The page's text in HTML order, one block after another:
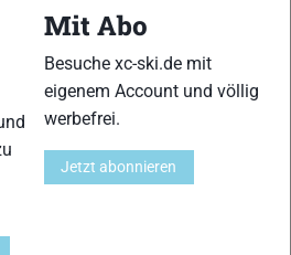
24
Mit Abo
Besuche xc-ski.de mit
eigenem Account und völlig
werbefrei.
Jetzt abonnieren